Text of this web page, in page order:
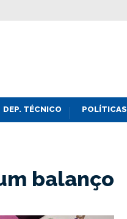
DEP. TÉCNICO POLÍTICAS
balanço